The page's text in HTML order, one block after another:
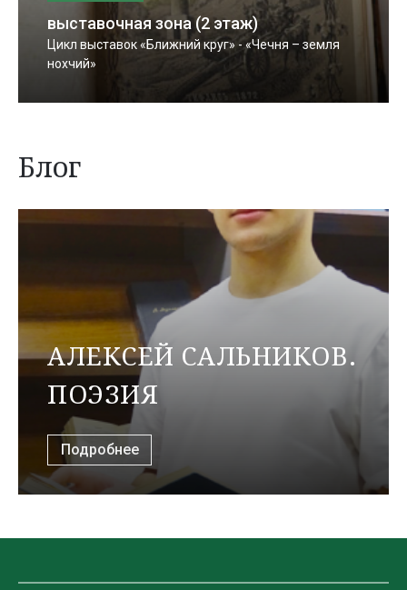
выставочная зона (2 этаж)
Цикл выставок «Ближний круг» - «Чечня – земля
нохчий»
Блог
АЛЕКСЕЙ САЛЬНИКОВ.
ПОЭЗИЯ
Подробнее